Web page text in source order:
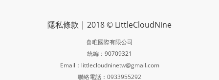
隱私條款 | 2018 © LittleCloudNine
喜唯國際有限公司
統編：90709321
Email：littlecloudninetw@gmail.com
聯絡電話：0933955292